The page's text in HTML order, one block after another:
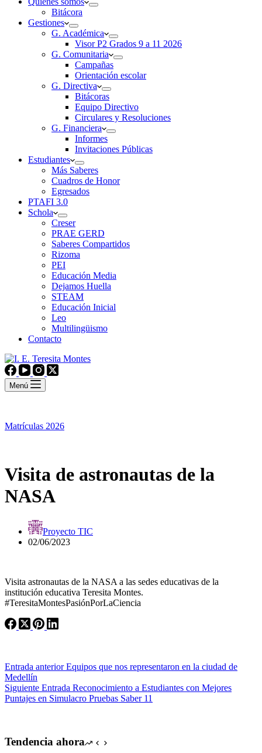
Bitácora
Gestiones
G. Académica
Visor P2 Grados 9 a 11 2026
G. Comunitaria
Campañas
Orientación escolar
G. Directiva
Bitácoras
Equipo Directivo
Circulares y Resoluciones
G. Financiera
Informes
Invitaciones Públicas
Estudiantes
Más Saberes
Cuadros de Honor
Egresados
PTAFI 3.0
Schola
Creser
PRAE GERD
Saberes Compartidos
Rizoma
PEI
Educación Media
Dejamos Huella
STEAM
Educación Inicial
Leo
Multilingüismo
Contacto
Menú
Matrículas 2026
Visita de astronautas de la
NASA
Proyecto TIC
02/06/2023
Visita astronautas de la NASA a las sedes educativas de la
institución educativa Teresita Montes.
#TeresitaMontesPasiónPorLaCiencia
Entrada anteriorEquipos que nos representaron en la ciudad de
Medellín
Siguiente Entrada Reconocimiento a Estudiantes con Mejores
Puntajes en Simulacro Pruebas Saber 11
Tendencia ahora